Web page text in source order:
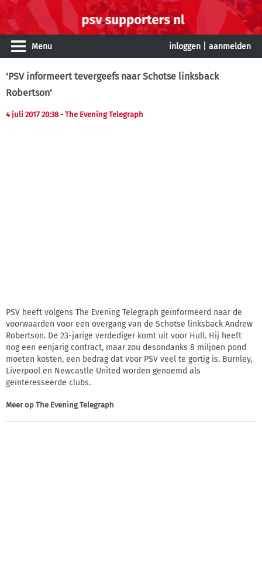
Menu inloggen aanmelden
'PSV informeert tevergeefs naar Schotse linksback
Robertson'
4 juli 2017 20:38 - The Evening Telegraph
PSV heeft volgens The Evening Telegraph geïnformeerd naar de
voorwaarden voor een overgang van de Schotse linksback Andrew
Robertson. De 23-jarige verdediger komt uit voor Hull. Hij heeft
nog een eenjarig contract, maar zou desondanks 8 miljoen pond
moeten kosten, een bedrag dat voor PSV veel te gortig is. Burnley,
Liverpool en Newcastle United worden genoemd als
geïnteresseerde clubs.
Meer op The Evening Telegraph